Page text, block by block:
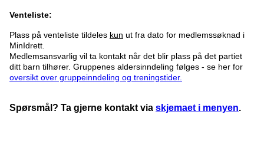
Venteliste:
Plass på venteliste tildeles kun ut fra dato for medlemssøknad i
MinIdrett.
Medlemsansvarlig vil ta kontakt når det blir plass på det partiet
ditt barn tilhører. Gruppenes aldersinndeling følges - se her for
oversikt over gruppeinndeling og treningstider.
Spørsmål? Ta gjerne kontakt via skjemaet i menyen.